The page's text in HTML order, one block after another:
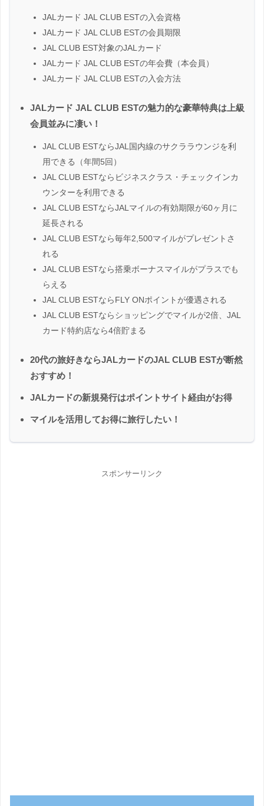
JALカード JAL CLUB ESTの入会資格
JALカード JAL CLUB ESTの会員期限
JAL CLUB EST対象のJALカード
JALカード JAL CLUB ESTの年会費（本会員）
JALカード JAL CLUB ESTの入会方法
JALカード JAL CLUB ESTの魅力的な豪華特典は上級
会員並みに凄い！
JAL CLUB ESTならJAL国内線のサクララウンジを利
用できる（年間5回）
JAL CLUB ESTならビジネスクラス・チェックインカ
ウンターを利用できる
JAL CLUB ESTならJALマイルの有効期限が60ヶ月に
延長される
JAL CLUB ESTなら毎年2,500マイルがプレゼントさ
れる
JAL CLUB ESTなら搭乗ボーナスマイルがプラスでも
らえる
JAL CLUB ESTならFLY ONポイントが優遇される
JAL CLUB ESTならショッピングでマイルが2倍、JAL
カード特約店なら4倍貯まる
20代の旅好きならJALカードのJAL CLUB ESTが断然
おすすめ！
JALカードの新規発行はポイントサイト経由がお得
マイルを活用してお得に旅行したい！
スポンサーリンク